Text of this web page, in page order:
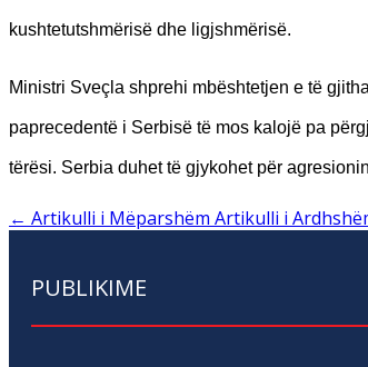
kushtetutshmërisë dhe ligjshmërisë.
Ministri Sveçla shprehi mbështetjen e të
paprecedentë i Serbisë të mos kalojë pa
tërësi. Serbia duhet të gjykohet për
← Artikulli i Mëparshëm Artikulli i
PUBLIKIME